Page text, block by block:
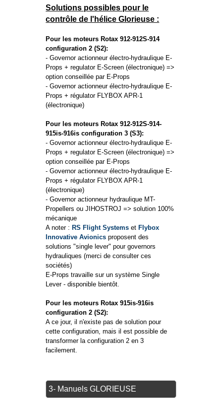
Solutions possibles pour le
contrôle de l'hélice Glorieuse :
Pour les moteurs Rotax 912-912S-914
configuration 2 (S2):
- Governor actionneur électro-hydraulique E-
Props + regulator E-Screen (électronique) =>
option conseillée par E-Props
- Governor actionneur électro-hydraulique E-
Props + régulator FLYBOX APR-1
(électronique)
Pour les moteurs Rotax 912-912S-914-
915is-916is configuration 3 (S3):
- Governor actionneur électro-hydraulique E-
Props + regulator E-Screen (électronique) =>
option conseillée par E-Props
- Governor actionneur électro-hydraulique E-
Props + régulator FLYBOX APR-1
(électronique)
- Governor actionneur hydraulique MT-
Propellers ou JIHOSTROJ => solution 100%
mécanique
A noter : RS Flight Systems et Flybox
Innovative Avionics proposent des
solutions "single lever" pour governors
hydrauliques (merci de consulter ces
sociétés)
E-Props travaille sur un système Single
Lever - disponible bientôt.
Pour les moteurs Rotax 915is-916is
configuration 2 (S2):
A ce jour, il n'existe pas de solution pour
cette configuration, mais il est possible de
transformer la configuration 2 en 3
facilement.
3- Manuels GLORIEUSE